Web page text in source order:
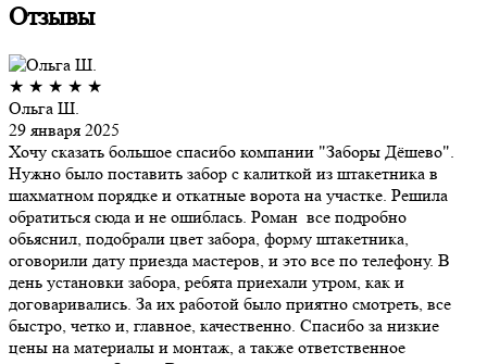
Отзывы
★ ★ ★ ★ ★
Ольга Ш.
29 января 2025
Хочу сказать большое спасибо компании "Заборы Дёшево".
Нужно было поставить забор с калиткой из штакетника в
шахматном порядке и откатные ворота на участке. Решила
обратиться сюда и не ошиблась. Роман все подробно
обьяснил, подобрали цвет забора, форму штакетника,
оговорили дату приезда мастеров, и это все по телефону. В
день установки забора, ребята приехали утром, как и
договаривались. За их работой было приятно смотреть, все
быстро, четко и, главное, качественно. Спасибо за низкие
цены на материалы и монтаж, а также ответственное